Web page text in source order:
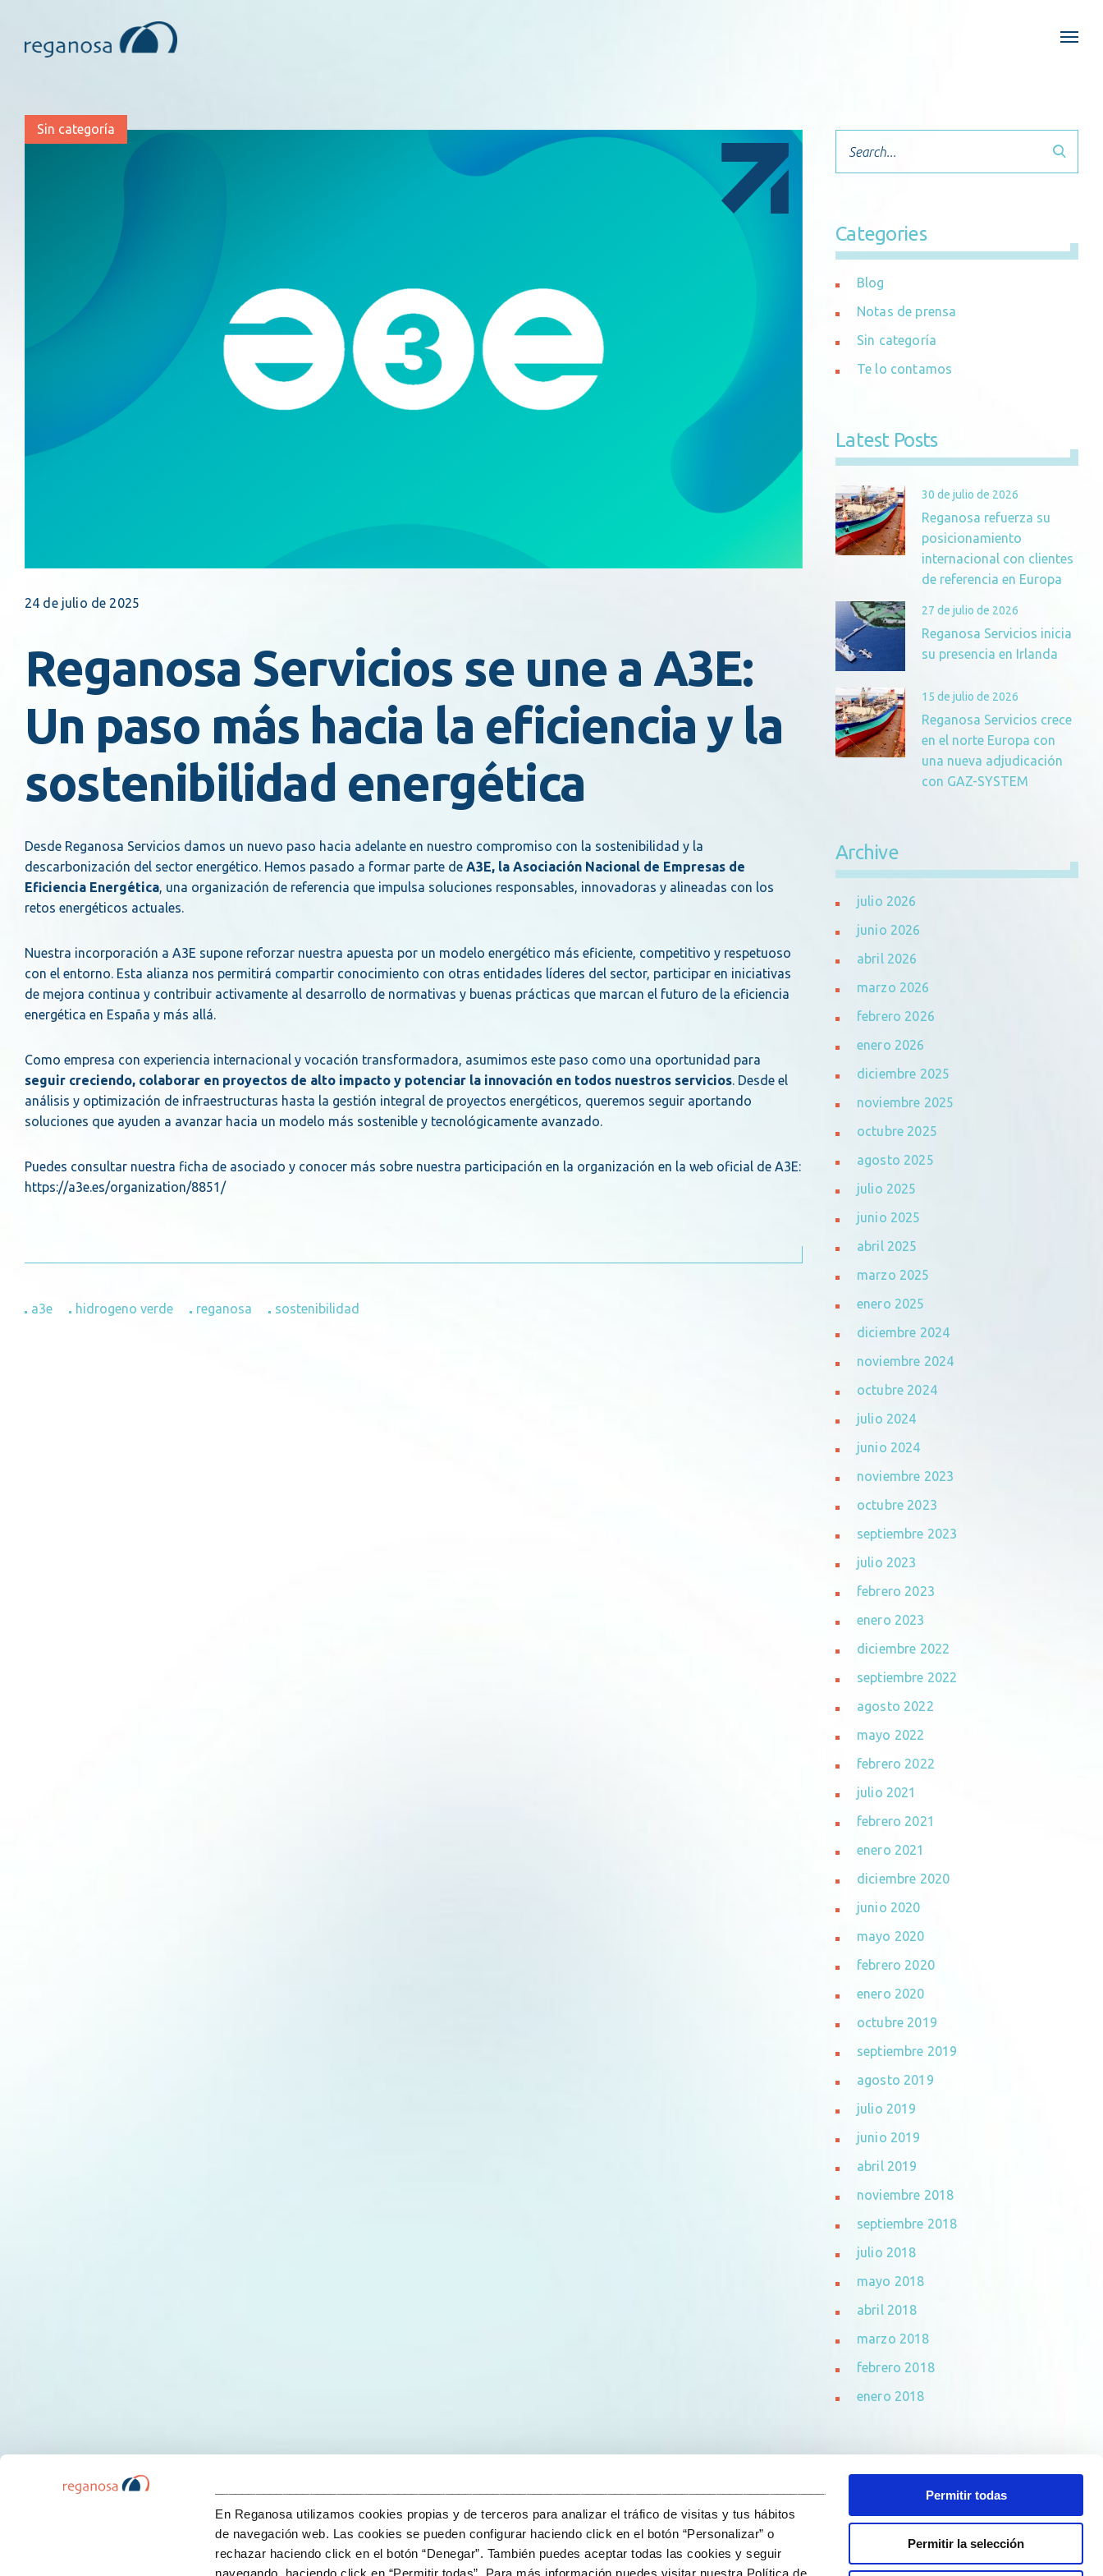
___________________________________________________________________________________________________________
En Reganosa utilizamos cookies propias y de terceros para analizar el tráfico de visitas y tus hábitos
de navegación web. Las cookies se pueden configurar haciendo click en el botón “Personalizar” o
rechazar haciendo click en el botón “Denegar”. También puedes aceptar todas las cookies y seguir
Permitir todas
Permitir la selección
Sin categoría
24 de julio de 2025
Reganosa Servicios se une a A3E:
Un paso más hacia la eficiencia y la
sostenibilidad energética
Desde Reganosa Servicios damos un nuevo paso hacia adelante en nuestro compromiso con la sostenibilidad y la
descarbonización del sector energético. Hemos pasado a formar parte de A3E, la Asociación Nacional de Empresas de
Eficiencia Energética , una organización de referencia que impulsa soluciones responsables, innovadoras y alineadas con los
retos energéticos actuales.
Nuestra incorporación a A3E supone reforzar nuestra apuesta por un modelo energético más eficiente, competitivo y respetuoso
con el entorno. Esta alianza nos permitirá compartir conocimiento con otras entidades líderes del sector, participar en iniciativas
de mejora continua y contribuir activamente al desarrollo de normativas y buenas prácticas que marcan el futuro de la eficiencia
energética en España y más allá.
Como empresa con experiencia internacional y vocación transformadora, asumimos este paso como una oportunidad para
seguir creciendo, colaborar en proyectos de alto impacto y potenciar la innovación en todos nuestros servicios . Desde el
análisis y optimización de infraestructuras hasta la gestión integral de proyectos energéticos, queremos seguir aportando
soluciones que ayuden a avanzar hacia un modelo más sostenible y tecnológicamente avanzado.
Puedes consultar nuestra ficha de asociado y conocer más sobre nuestra participación en la organización en la web oficial de A3E:
https://a3e.es/organization/8851/
a3e hidrogeno verde reganosa sostenibilidad
Search
Categories
Blog
Notas de prensa
Sin categoría
Te lo contamos
Latest Posts
Reganosa refuerza su
posicionamiento
internacional con clientes
de referencia en Europa
30 de julio de 2026
Reganosa Servicios inicia
su presencia en Irlanda
27 de julio de 2026
Reganosa Servicios crece
en el norte Europa con
una nueva adjudicación
con GAZ-SYSTEM
15 de julio de 2026
Archive
julio 2026
junio 2026
abril 2026
marzo 2026
febrero 2026
enero 2026
diciembre 2025
noviembre 2025
octubre 2025
agosto 2025
julio 2025
junio 2025
abril 2025
marzo 2025
enero 2025
diciembre 2024
noviembre 2024
octubre 2024
julio 2024
junio 2024
noviembre 2023
octubre 2023
septiembre 2023
julio 2023
febrero 2023
enero 2023
diciembre 2022
septiembre 2022
agosto 2022
mayo 2022
febrero 2022
julio 2021
febrero 2021
enero 2021
diciembre 2020
junio 2020
mayo 2020
febrero 2020
enero 2020
octubre 2019
septiembre 2019
agosto 2019
julio 2019
junio 2019
abril 2019
noviembre 2018
septiembre 2018
julio 2018
mayo 2018
abril 2018
marzo 2018
febrero 2018
enero 2018